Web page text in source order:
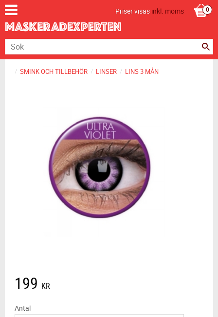
Priser visasinkl. moms
SMINK OCH TILLBEHÖR LINSER LINS 3 MÅN
199 KR
Antal